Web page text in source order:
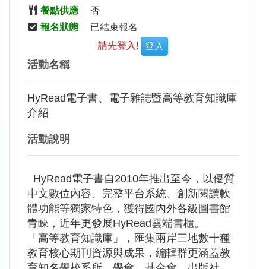
餐點供應
否
報名狀態
已結束報名
請先登入!
登入
活動名稱
HyRead電子書、電子雜誌暨高等教育知識庫
介紹
活動說明
HyRead電子書自2010年推出至今，以優質
中文數位內容、完整平台系統、創新閱讀軟
體功能等獨家特色，獲得國內外各級圖書館
青睞，近年更發展HyRead雲端書櫃。
「高等教育知識庫」，匯集兩岸三地數十種
教育核心期刊資源與成果，編輯群更涵蓋教